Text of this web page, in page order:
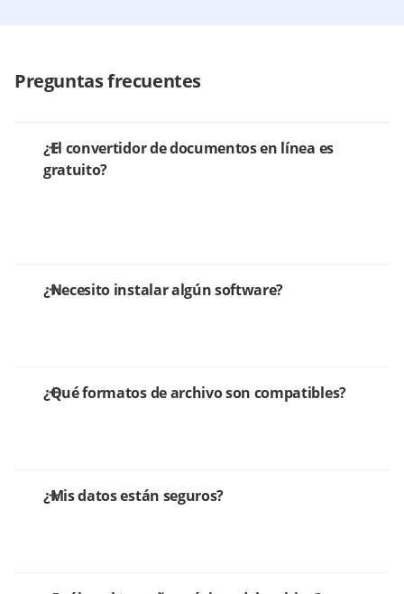
Preguntas frecuentes
¿El convertidor de documentos en línea es
gratuito?
¿Necesito instalar algún software?
¿Qué formatos de archivo son compatibles?
¿Mis datos están seguros?